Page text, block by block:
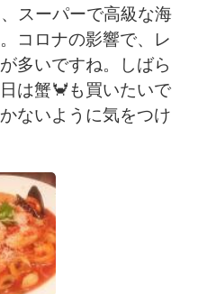
スーパーで高級な海
コロナの影響で、レ
多いですね。しばら
は蟹🦀も買いたいで
ないように気をつけ